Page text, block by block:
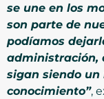
se une en los
son parte de
podíamos
administración,
sigan siendo
conocimiento”,